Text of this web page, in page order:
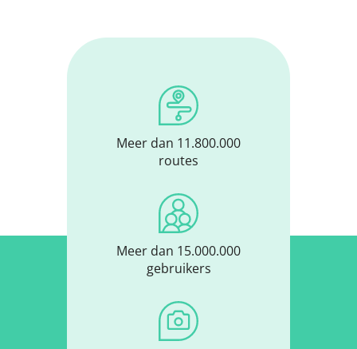
Meer dan 11.800.000
routes
Meer dan 15.000.000
gebruikers